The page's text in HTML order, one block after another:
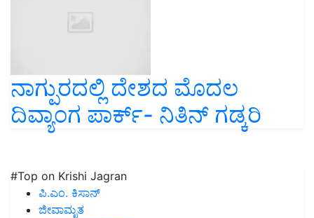
ನಾಗ್ಪುರದಲ್ಲಿ ದೇಶದ ಮೊದಲ
ದಿವ್ಯಾಂಗ ಪಾರ್ಕ್‌- ನಿತಿನ್‌ ಗಡ್ಕರಿ
#Top on Krishi Jagran
ಪಿ.ಎಂ. ಕಿಸಾನ್
ಜೀವಾಮೃತ